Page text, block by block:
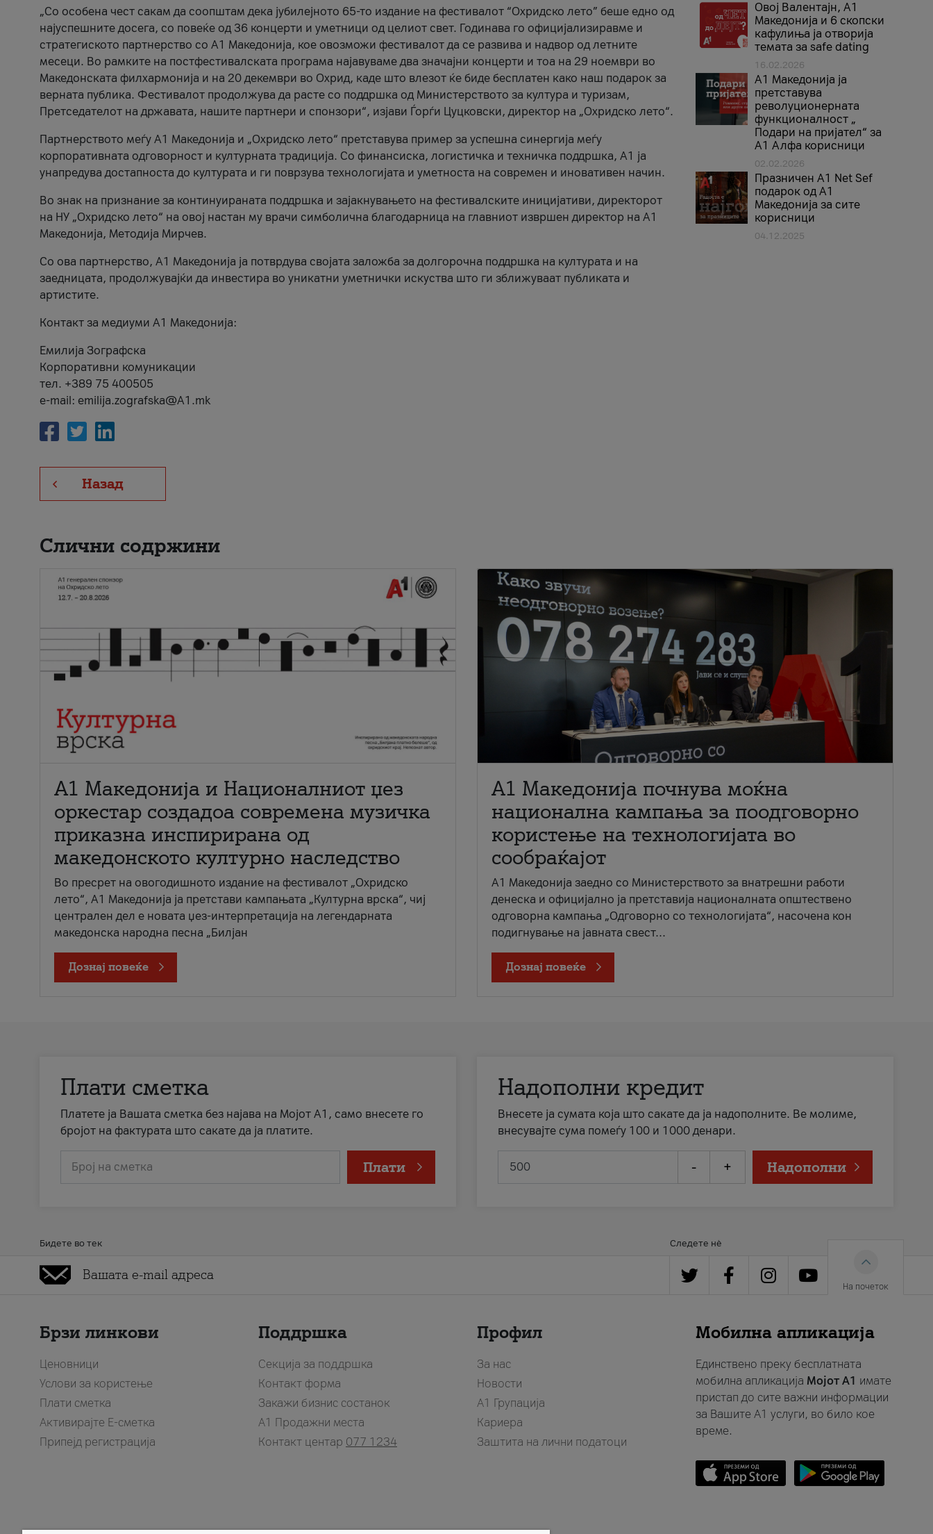
„Со особена чест сакам да соопштам дека јубилејното 65-то издание на фестивалот “Охридско лето” беше едно од
најуспешните досега, со повеќе од 36 концерти и уметници од целиот свет. Годинава го официјализиравме и
стратегиското партнерство со А1 Македонија, кое овозможи фестивалот да се развива и надвор од летните
месеци. Во рамките на постфестивалската програма најавуваме два значајни концерти и тоа на 29 ноември во
Македонската филхармонија и на 20 декември во Охрид, каде што влезот ќе биде бесплатен како наш подарок за
верната публика. Фестивалот продолжува да расте со поддршка од Министерството за култура и туризам,
Претседателот на државата, нашите партнери и спонзори“, изјави Ѓорѓи Цуцковски, директор на „Охридско лето“.
Партнерството меѓу A1 Македонија и „Охридско лето“ претставува пример за успешна синергија меѓу
корпоративната одговорност и културната традиција. Со финансиска, логистичка и техничка поддршка, A1 ја
унапредува достапноста до културата и ги поврзува технологијата и уметноста на современ и иновативен начин.
Во знак на признание за континуираната поддршка и зајакнувањето на фестивалските иницијативи, директорот
на НУ „Охридско лето“ на овој настан му врачи симболична благодарница на главниот извршен директор на A1
Македонија, Методија Мирчев.
Со ова партнерство, A1 Македонија ја потврдува својата заложба за долгорочна поддршка на културата и на
заедницата, продолжувајќи да инвестира во уникатни уметнички искуства што ги зближуваат публиката и
артистите.
Контакт за медиуми А1 Македонија:
Емилија Зографска
Корпоративни комуникации
тел. +389 75 400505
e-mail: emilija.zografska@A1.mk
Назад
Овој Валентајн, A1
Македонија и 6 скопски
кафулиња ја отворија
темата за safe dating
16.02.2026
А1 Македонија ја
претставува
револуционерната
функционалност „
Подари на пријател“ за
А1 Алфа корисници
02.02.2026
Празничен A1 Net Sеf
подарок од А1
Македонија за сите
корисници
04.12.2025
Слични содржини
А1 Македонија и Националниот џез
оркестар создадоа современа музичка
приказна инспирирана од
македонското културно наследство
Во пресрет на овогодишното издание на фестивалот „Охридско
лето“, А1 Македонија ја претстави кампањата „Културна врска“, чиј
централен дел е новата џез-интерпретација на легендарната
македонска народна песна „Билјан
Дознај повеќе
A1 Македонија почнува моќна
национална кампања за поодговорно
користење на технологијата во
сообраќајот
A1 Македонија заедно со Министерството за внатрешни работи
денеска и официјално ја претставија националната општествено
одговорна кампања „Одговорно со технологијата“, насочена кон
подигнување на јавната свест...
Дознај повеќе
Плати сметка
Платете ја Вашата сметка без најава на Мојот А1, само внесете го
бројот на фактурата што сакате да ја платите.
Број на сметка Плати
Надополни кредит
Внесете ја сумата која што сакате да ја надополните. Ве молиме,
внесувајте сума помеѓу 100 и 1000 денари.
- + Надополни
Бидете во тек Следете нè
На почеток
Брзи линкови
Ценовници
Услови за користење
Плати сметка
Активирајте Е-сметка
Припејд регистрација
Поддршка
Секција за поддршка
Контакт форма
Закажи бизнис состанок
A1 Продажни места
Контакт центар 077 1234
Профил
За нас
Новости
А1 Групација
Кариера
Заштита на лични податоци
Мобилна апликација
Единствено преку бесплатната
мобилна апликација Мојот A1 имате
пристап до сите важни информации
за Вашите A1 услуги, во било кое
време.